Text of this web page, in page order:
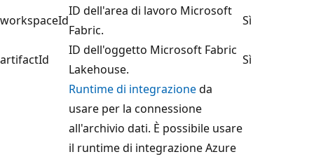
workspaceId
ID dell'area di lavoro Microsoft
Fabric.
Sì
artifactId
ID dell'oggetto Microsoft Fabric
Lakehouse.
Sì
Runtime di integrazioneda
usare per la connessione
all'archivio dati. È possibile usare
il runtime di integrazione Azure